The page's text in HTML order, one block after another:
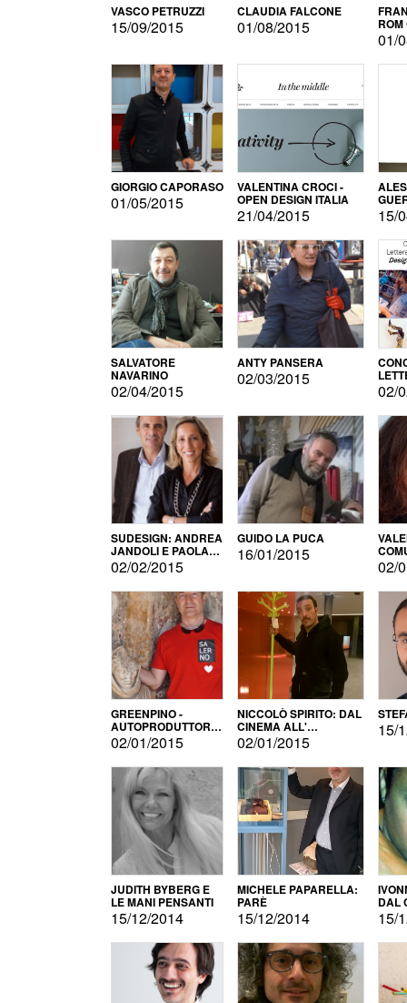
VASCO PETRUZZI
15/09/2015
CLAUDIA FALCONE
01/08/2015
01/
GIORGIO CAPORASO
01/05/2015
VALENTINA CROCI -
OPEN DESIGN ITALIA
21/04/2015 15/
SALVATORE
NAVARINO
02/04/2015
ANTY PANSERA
02/03/2015
02/
SUDESIGN: ANDREA
JANDOLI E PAOLA
PISAPIA
02/02/2015
GUIDO LA PUCA
16/01/2015
02/
GREENPINO -
AUTOPRODUTTORE
PER AMORE
02/01/2015
NICCOLÒ SPIRITO: DAL
CINEMA ALL'
AUTOPRODUZIONE
02/01/2015
15/
JUDITH BYBERG E
LE MANI PENSANTI
15/12/2014
MICHELE PAPARELLA:
PARÈ
15/12/2014
DAL
15/